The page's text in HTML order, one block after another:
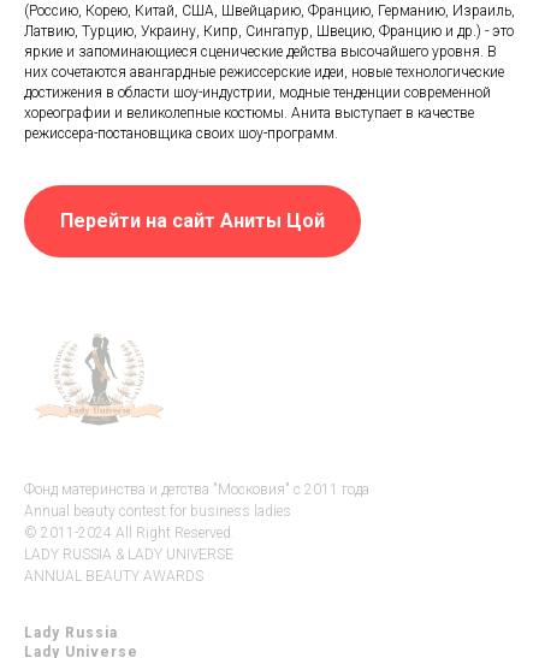
(Россию, Корею, Китай, США, Швейцарию, Францию, Германию, Израиль,
Латвию, Турцию, Украину, Кипр, Сингапур, Швецию, Францию и др.) - это
яркие и запоминающиеся сценические действа высочайшего уровня. В
них сочетаются авангардные режиссерские идеи, новые технологические
достижения в области шоу-индустрии, модные тенденции современной
хореографии и великолепные костюмы. Анита выступает в качестве
режиссера-постановщика своих шоу-программ.
Перейти на сайт Аниты Цой
Фонд материнства и детства "Московия" с 2011 года
Annual beauty contest for business ladies
© 2011-2024 All Right Reserved.
LADY RUSSIA & LADY UNIVERSE
ANNUAL BEAUTY AWARDS
Lady Russia
Lady Universe